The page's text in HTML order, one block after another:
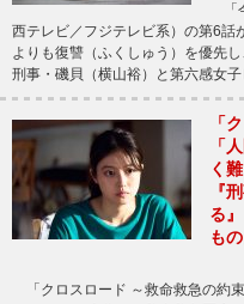
「
西テレビ／フジテレビ系）の第6
よりも復讐（ふくしゅう）を優先
刑事・磯貝（横山裕）と第六感女
「
「
く
『
る
もの
「クロスロード ～救命救急の約